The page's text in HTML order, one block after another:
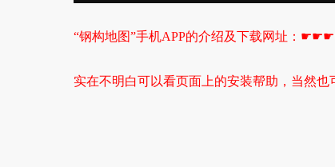
“钢构地图”手机APP的介绍及下载网址：
实在不明白可以看页面上的安装帮助，当然也